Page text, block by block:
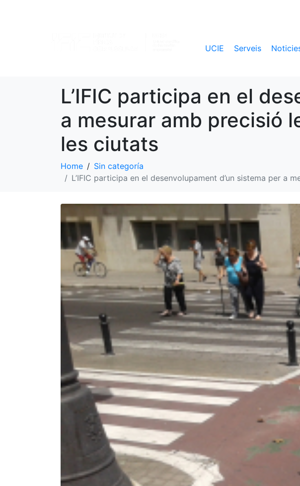
UCIE Serveis
L’IFIC participa en el
a mesurar amb precisió
les ciutats
Home
Sin categoría
L’IFIC participa en el desenvolupament d’un sistema per a